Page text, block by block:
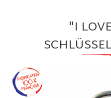
"I